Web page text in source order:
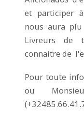
et participer
nous aura plu
Livreurs de
connaitre de
Pour toute
ou